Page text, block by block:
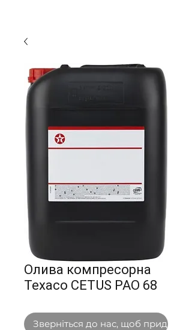
Олива компресорна
Texaco CETUS PAO 68
Зверніться до нас, щоб придбати